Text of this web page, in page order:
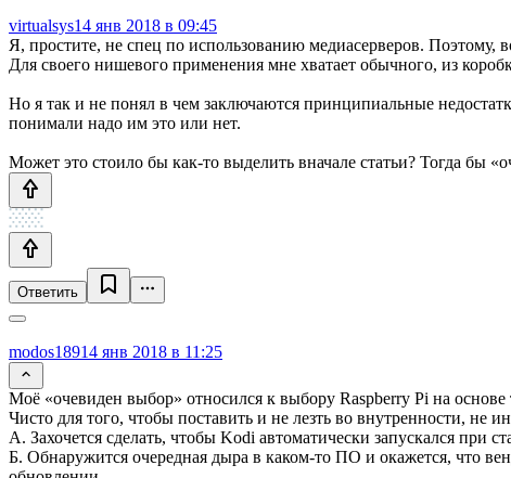
virtualsys14 янв 2018 в 09:45
Я, простите, не спец по использованию медиасерверов. Поэтому,
Для своего нишевого применения мне хватает обычного, из
Но я так и не понял в чем заключаются принципиальные
понимали надо им это или нет.
Может это стоило бы как-то выделить вначале статьи? Тогда бы
Ответить
modos18914 янв 2018 в 11:25
Моё «очевиден выбор» относился к выбору Raspberry Pi на
Чисто для того, чтобы поставить и не лезть во внутренности, не
А. Захочется сделать, чтобы Kodi автоматически запускался
Б. Обнаружится очередная дыра в каком-то ПО и окажется, что